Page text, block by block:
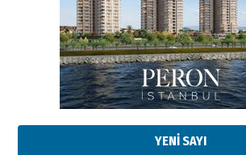
YENİ SAYI
Başkan Sekmen’den Erzurum’a
bir vizyon proje daha!
02 Ağustos 2026 Pazar
Kadir SABUNCUOĞLU
Erzurumspor’un köşe taşları
29 Haziran 2026 Pazartesi
Kenan GÜLERCİ